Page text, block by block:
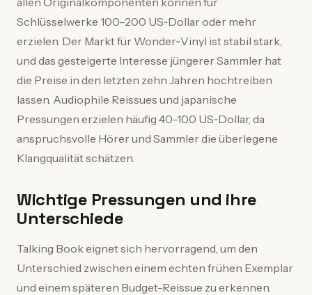
Schlüsselwerke 100–200 US‑Dollar oder mehr
erzielen. Der Markt für Wonder‑Vinyl ist stabil stark,
und das gesteigerte Interesse jüngerer Sammler hat
die Preise in den letzten zehn Jahren hochtreiben
lassen. Audiophile Reissues und japanische
Pressungen erzielen häufig 40–100 US‑Dollar, da
anspruchsvolle Hörer und Sammler die überlegene
Klangqualität schätzen.
Wichtige Pressungen und ihre
Unterschiede
Talking Book eignet sich hervorragend, um den
Unterschied zwischen einem echten frühen Exemplar
und einem späteren Budget-Reissue zu erkennen.